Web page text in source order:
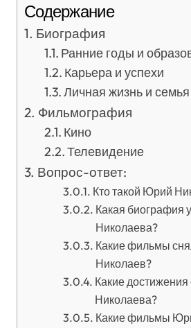
Содержание
Биография
Ранние годы и
Карьера и успехи
Личная жизнь и семья
Фильмография
Кино
Телевидение
Вопрос-ответ:
Кто такой Юрий
Какая биография
Николаева?
Какие фильмы
Николаев?
Какие
Николаева?
Какие фильмы